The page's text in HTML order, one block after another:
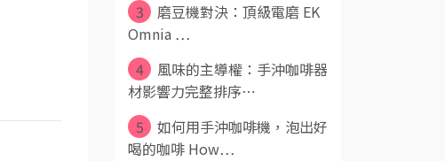
3
磨豆機對決：頂級電磨 EK
Omnia ⋯
4
風味的主導權：手沖咖啡器
材影響力完整排序⋯
5
如何用手沖咖啡機，泡出好
喝的咖啡 How⋯